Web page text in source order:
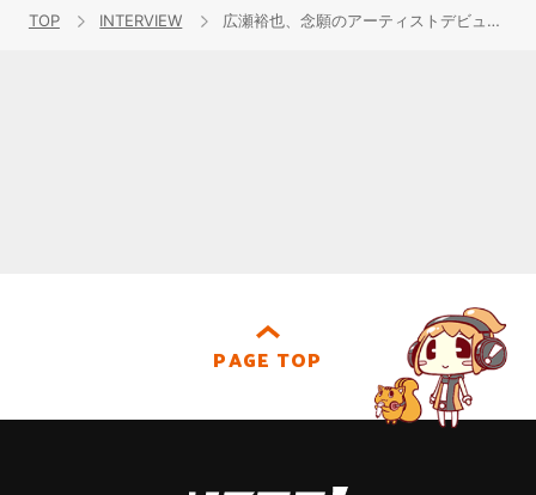
TOP INTERVIEW 広瀬裕也、念願のアーティストデビュー！1stアルバム『Focus』に込めた、“違う自分を見てもらいたい”という想い
PAGE TOP